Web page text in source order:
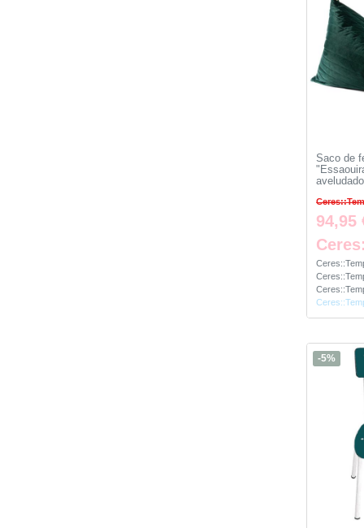
Saco de
aveludado
94,95
-5%